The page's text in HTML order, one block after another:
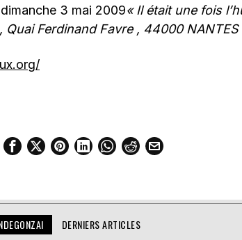
3 mai 2009« Il était une fois
Quai Ferdinand Favre , 44000 NANTES
DERNIERS ARTICLES